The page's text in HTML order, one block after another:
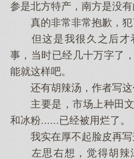
参是北方特产，南方是没有
真的非常非常抱歉，犯
但这是我很久之后才
事，当时已经几十万字了
能就这样吧。
还有胡辣汤，作者写这
主要是，市场上种田文
和冰粉......已经被用烂了。
我实在厚不起脸皮再写
左思右想，觉得胡辣